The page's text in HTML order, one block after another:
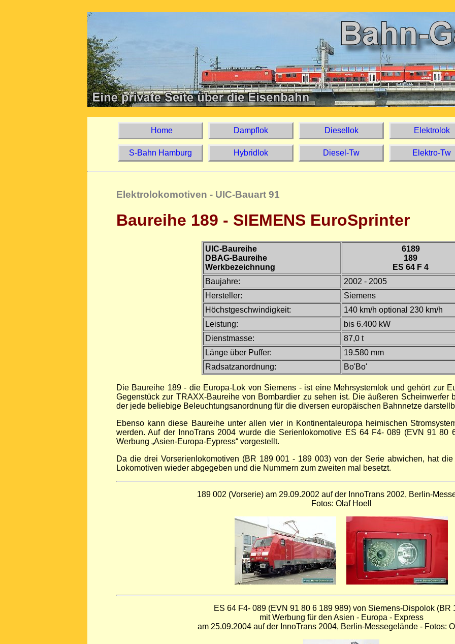
Home Dampflok Diesellok
S-Bahn Hamburg Hybridlok Diesel-Tw Elektro-
Elektrolokomotiven - UIC-Bauart 91
Baureihe 189 - SIEMENS EuroSprinter
UIC-Baureihe
DBAG-Baureihe
Werkbezeichnung
6189
189
ES 64 F 4
Baujahre:
2002 - 2005
Hersteller:
Siemens
Höchstgeschwindigkeit:
140 km/h optional 230 km/h
Leistung:
bis 6.400 kW
Dienstmasse:
87,0 t
Länge über Puffer:
19.580 mm
Radsatzanordnung:
Bo'Bo'
Die Baureihe 189 - die Europa-Lok von Siemens - ist eine Mehrsystemlok und gehört zur
Gegenstück zur TRAXX-Baureihe von Bombardier zu sehen ist. Die äußeren Scheinwerfer
der jede beliebige Beleuchtungsanordnung für die diversen europäischen Bahnnetze
Ebenso kann diese Baureihe unter allen vier in Kontinentaleuropa heimischen
werden. Auf der InnoTrans 2004 wurde die Serienlokomotive ES 64 F4- 089 (EVN 91 80
Werbung „Asien-Europa-Eypress“ vorgestellt.
Da die drei Vorserienlokomotiven (BR 189 001 - 189 003) von der Serie abwichen, hat
Lokomotiven wieder abgegeben und die Nummern zum zweiten mal besetzt.
189 002 (Vorserie) am 29.09.2002 auf der InnoTrans 2002, Berlin-
Fotos: Olaf Hoell
ES 64 F4- 089 (EVN 91 80 6 189 989) von Siemens-Dispolok (BR
mit Werbung für den Asien - Europa - Express
am 25.09.2004 auf der InnoTrans 2004, Berlin-Messegelände - Fotos: